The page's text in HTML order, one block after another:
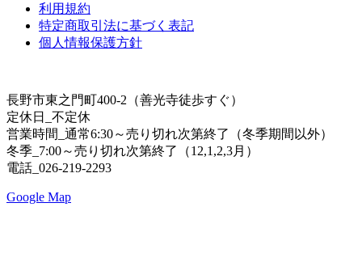
利用規約
特定商取引法に基づく表記
個人情報保護方針
長野市東之門町400-2（善光寺徒歩すぐ）
定休日_不定休
営業時間_通常6:30～売り切れ次第終了（冬季期間以外）
冬季_7:00～売り切れ次第終了（12,1,2,3月）
電話_026-219-2293
Google Map